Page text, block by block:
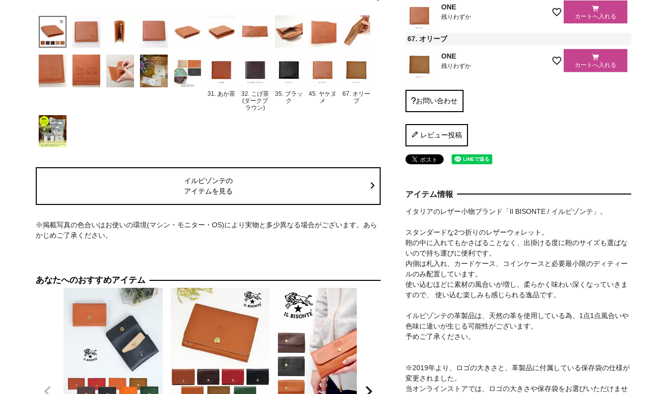
31. あか茶
32. こげ茶
(ダークブ
ラウン)
35. ブラッ
ク
45. ヤケヌ
メ
67. オリー
ブ
イルビゾンテの
アイテムを見る
※掲載写真の色合いはお使いの環境(マシン・モニター・OS)により実物と多少異なる場合がございます。あら
かじめご了承ください。
あなたへのおすすめアイテム
ONE
残りわずか カートへ入れる
67. オリーブ
ONE
残りわずか カートへ入れる
お問い合わせ
レビュー投稿
アイテム情報
イタリアのレザー小物ブランド「Il BISONTE / イルビゾンテ」。
スタンダードな2つ折りのレザーウォレット。
鞄の中に入れてもかさばることなく、出掛ける度に鞄のサイズも選ばな
いので持ち運びに便利です。
内側は札入れ、カードケース、コインケースと必要最小限のディティー
ルのみ配置しています。
使い込むほどに素材の風合いが増し、柔らかく味わい深くなっていきま
すので、 使い込む楽しみも感じられる逸品です。
イルビゾンテの革製品は、天然の革を使用している為、1点1点風合いや
色味に違いが生じる可能性がございます。
予めご了承ください。
※2019年より、ロゴの大きさと、革製品に付属している保存袋の仕様が
変更されました。
当オンラインストアでは、ロゴの大きさや保存袋をお選びいただけませ